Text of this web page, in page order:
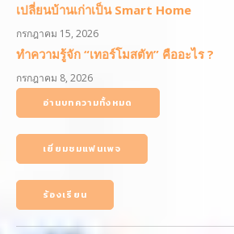
เปลี่ยนบ้านเก่าเป็น Smart Home
กรกฎาคม 15, 2026
ทำความรู้จัก “เทอร์โมสตัท” คืออะไร ?
กรกฎาคม 8, 2026
อ่านบทความทั้งหมด
เยี่ยมชมแฟนเพจ
ร้องเรียน